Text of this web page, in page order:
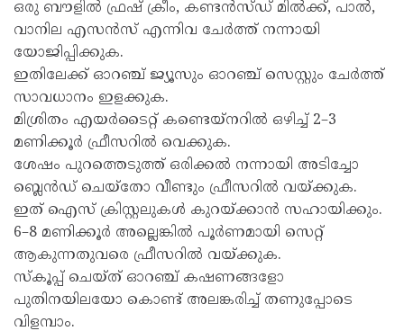
ഒരു ബൗളിൽ ഫ്രഷ് ക്രീം, കണ്ടൻസ്ഡ് മിൽക്ക്, പാൽ,
വാനില എസൻസ് എന്നിവ ചേർത്ത് നന്നായി
യോജിപ്പിക്കുക.
ഇതിലേക്ക് ഓറഞ്ച് ജ്യൂസും ഓറഞ്ച് സെസ്റ്റും ചേർത്ത്
സാവധാനം ഇളക്കുക.
മിശ്രിതം എയർടൈറ്റ് കണ്ടെയ്‌നറിൽ ഒഴിച്ച് 2–3
മണിക്കൂർ ഫ്രീസറിൽ വെക്കുക.
ശേഷം പുറത്തെടുത്ത് ഒരിക്കൽ നന്നായി അടിച്ചോ
ബ്ലെൻഡ് ചെയ്തോ വീണ്ടും ഫ്രീസറിൽ വയ്ക്കുക.
ഇത് ഐസ് ക്രിസ്റ്റലുകൾ കുറയ്ക്കാൻ സഹായിക്കും.
6–8 മണിക്കൂർ അല്ലെങ്കിൽ പൂർണമായി സെറ്റ്
ആകുന്നതുവരെ ഫ്രീസറിൽ വയ്ക്കുക.
സ്കൂപ്പ് ചെയ്ത് ഓറഞ്ച് കഷണങ്ങളോ
പുതിനയിലയോ കൊണ്ട് അലങ്കരിച്ച് തണുപ്പോടെ
വിളമ്പാം.